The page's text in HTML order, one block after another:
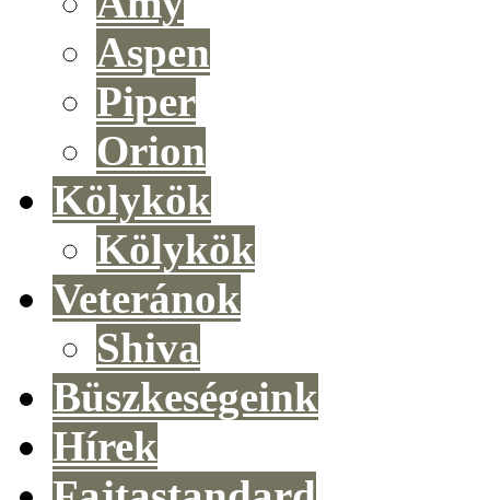
Aspen
Piper
Orion
Kölykök
Kölykök
Veteránok
Shiva
Büszkeségeink
Hírek